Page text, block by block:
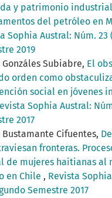
y patrimonio
del petróleo en
Sophia Austral: Núm. 23
2019
Gonzáles Subiabre, El
orden como
social en jóvenes
Sophia Austral:
2017
Cifuentes,
fronteras.
de mujeres haitianas al
en Chile , Revista
Semestre 2017